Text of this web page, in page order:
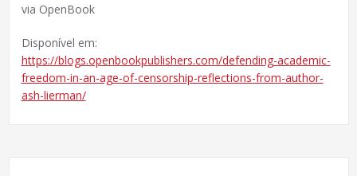
via OpenBook
Disponível em:
https://blogs.openbookpublishers.com/defending-academic-
freedom-in-an-age-of-censorship-reflections-from-author-
ash-lierman/